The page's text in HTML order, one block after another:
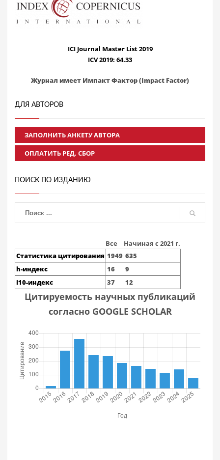
ICI Journal Master List 2019
ICV 2019: 64.33
Журнал имеет Импакт Фактор (Impact Factor)
ДЛЯ АВТОРОВ
ЗАПОЛНИТЬ АНКЕТУ АВТОРА
ОПЛАТИТЬ РЕД. СБОР
ПОИСК ПО ИЗДАНИЮ
Все
Начиная с 2021 г.
Статистика цитирования 1949 635
h-индекс
16
9
i10-индекс
37 12
Цитируемость научных публикаций
согласно GOOGLE SCHOLAR